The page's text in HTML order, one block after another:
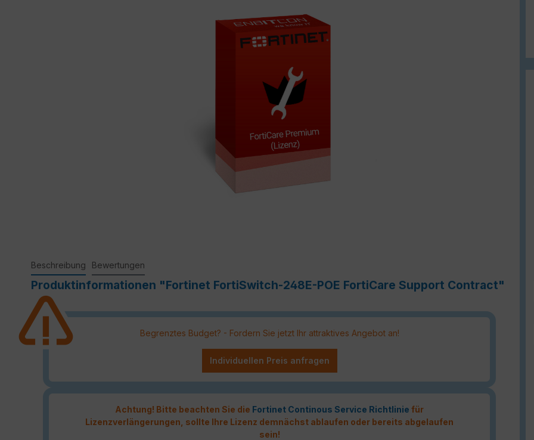
Beschreibung Bewertungen
Produktinformationen "Fortinet FortiSwitch-248E-POE FortiCare Support Contract"
Begrenztes Budget? - Fordern Sie jetzt Ihr attraktives Angebot an!
Individuellen Preis anfragen
Achtung! Bitte beachten Sie die Fortinet Continous Service Richtlinie für
Lizenzverlängerungen, sollte Ihre Lizenz demnächst ablaufen oder bereits abgelaufen
sein!